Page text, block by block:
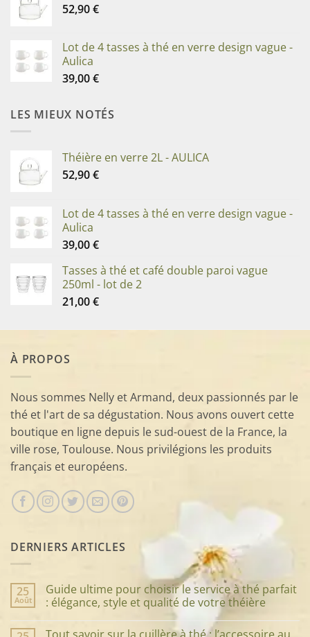
52,90€
Lot de 4 tasses à thé en verre design vague -
Aulica
39,00€
LES MIEUX NOTÉS
Théière en verre 2L - AULICA
52,90€
Lot de 4 tasses à thé en verre design vague -
Aulica
39,00€
Tasses à thé et café double paroi vague
250ml - lot de 2
21,00€
À PROPOS
Nous sommes Nelly et Armand, deux passionnés par le
thé et l'art de sa dégustation. Nous avons ouvert cette
boutique en ligne depuis le sud-ouest de la France, la
ville rose, Toulouse. Nous privilégions les produits
français et européens.
DERNIERS ARTICLES
25
Août
Guide ultime pour choisir le service à thé parfait
: élégance, style et qualité de votre théière
sur